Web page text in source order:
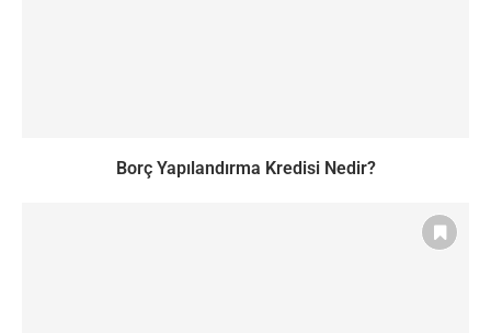
Borç Yapılandırma Kredisi Nedir?